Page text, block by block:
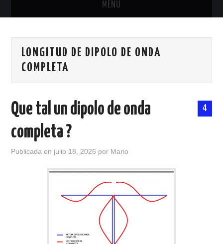
MENU
ANTENAS Y ACCESORIOS
BANDA CIVIL
CONTACTO
HISTORIA DE LA RADIO
LITERATURA DE LA RADIO
LONGITUD DE DIPOLO DE ONDA
COMPLETA
4
Que tal un dipolo de onda
completa ?
Publicada en julio 18, 2026 por Mario